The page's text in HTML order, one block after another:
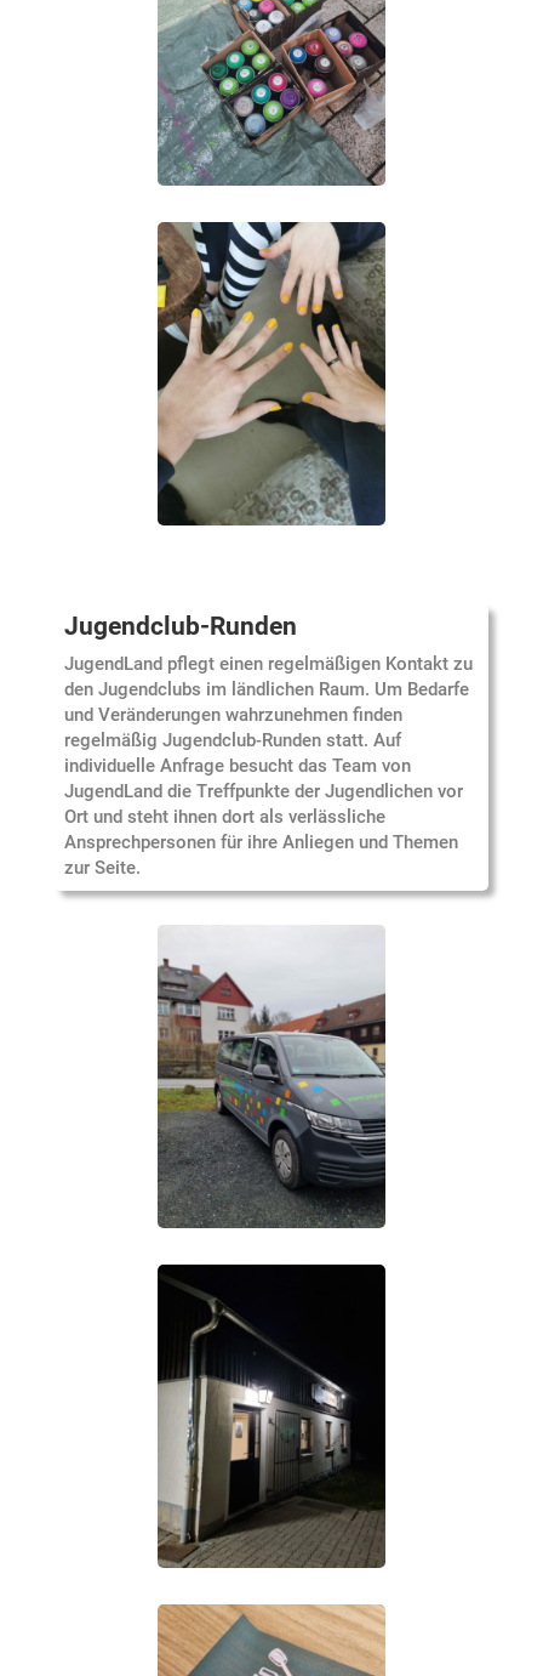
Jugendclub-Runden
JugendLand pflegt einen regelmäßigen Kontakt zu
den Jugendclubs im ländlichen Raum. Um Bedarfe
und Veränderungen wahrzunehmen finden
regelmäßig Jugendclub-Runden statt. Auf
individuelle Anfrage besucht das Team von
JugendLand die Treffpunkte der Jugendlichen vor
Ort und steht ihnen dort als verlässliche
Ansprechpersonen für ihre Anliegen und Themen
zur Seite.